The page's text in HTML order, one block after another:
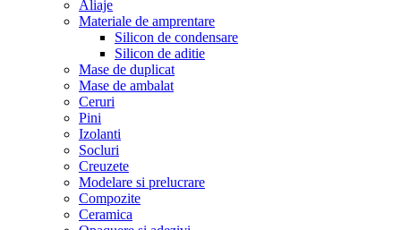
Aliaje
Materiale de amprentare
Silicon de condensare
Silicon de aditie
Mase de duplicat
Mase de ambalat
Ceruri
Pini
Izolanti
Socluri
Creuzete
Modelare si prelucrare
Compozite
Ceramica